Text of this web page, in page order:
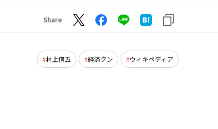
Share
村上信五 経済クン ウィキペディア